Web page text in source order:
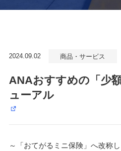
2024.09.02 商品・サービス
ANAおすすめの「少
ューアル
～「おてがるミニ保険」へ改称